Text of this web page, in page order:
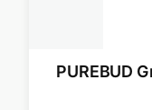
PUREBUD